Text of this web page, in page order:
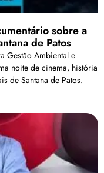
sobre a
de Patos
Gestão Ambiental e
noite de cinema, história
de Santana de Patos.